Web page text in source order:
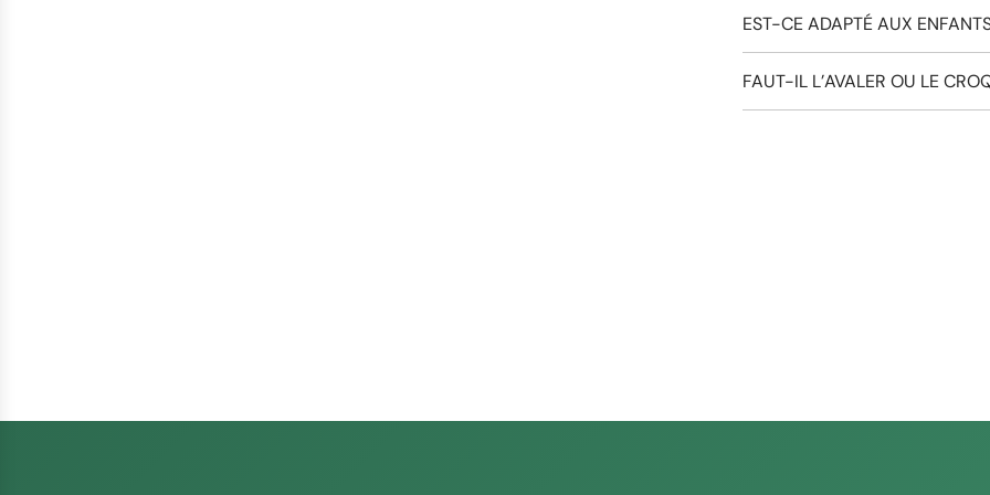
EST-CE ADAPTÉ AUX
FAUT-IL L’AVALER OU LE